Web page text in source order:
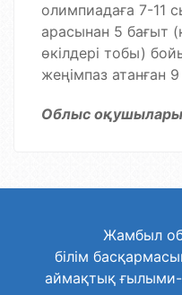
олимпиадаға 7-11
арасынан 5 бағыт
өкілдері тобы)
жеңімпаз атанған
Облыс
Жамбыл
білім
аймақтық